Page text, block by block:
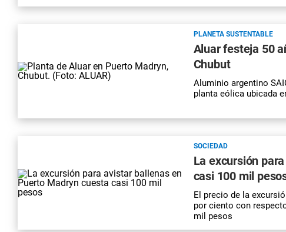
PLANETA SUSTENTABLE
Aluar festeja 50
Chubut
Aluminio argentino
planta eólica ubicada
SOCIEDAD
La excursión
casi 100 mil
El precio de la
por ciento con
mil pesos